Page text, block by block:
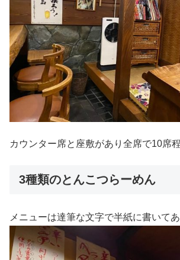
カウンター席と座敷があり全席で10席
3種類のとんこつらーめん
メニューは達筆な文字で半紙に書いてあ